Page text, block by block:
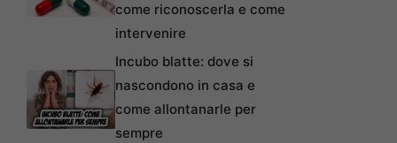
come riconoscerla e come
intervenire
Incubo blatte: dove si
nascondono in casa e
come allontanarle per
sempre